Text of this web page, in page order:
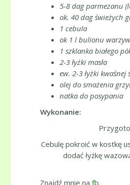
5-8 dag parmezanu
ok. 40 dag świeżych
1 cebula
ok 1 l bulionu
1 szklanka białego
2-3 łyżki masła
ew. 2-3 łyżki kwaśnej
olej do smażenia
natka do posypania
Wykonanie:
Cebulę pokroić w kostkę
dodać łyżkę
Znajdź mnie na fb.